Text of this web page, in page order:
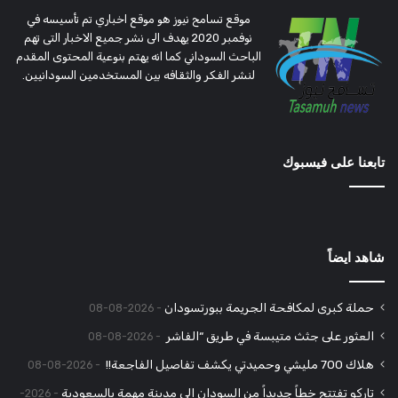
موقع تسامح نيوز هو موقع اخباري تم تأسيسه في
نوفمبر 2020 يهدف الى نشر جميع الاخبار التى تهم
الباحث السوداني كما انه يهتم بنوعية المحتوى المقدم
لنشر الفكر والثقافه بين المستخدمين السودانيين.
تابعنا على فيسبوك
شاهد ايضاً
حملة كبرى لمكافحة الجريمة ببورتسودان 2026-08-08
العثور على جثث متيبسة في طريق “الفاشر 2026-08-08
هلاك 700 مليشي وحميدتي يكشف تفاصيل الفاجعة!! 2026-08-08
تاركو تفتتح خطاً جديداً من السودان الى مدينة مهمة بالسعودية 2026-